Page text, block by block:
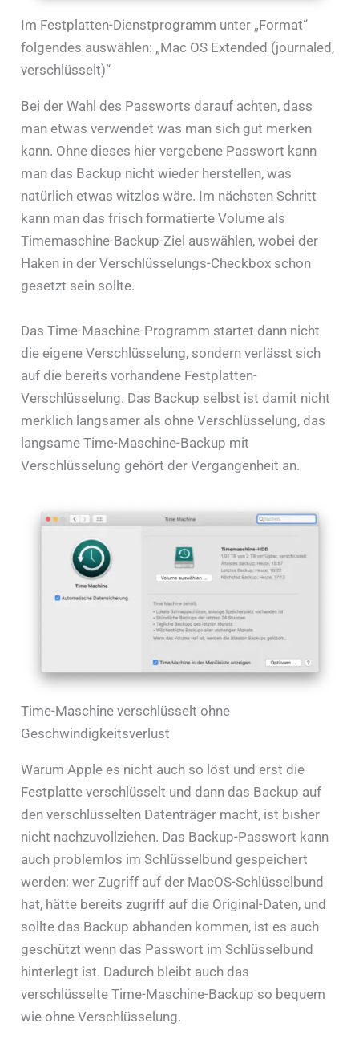
Im Festplatten-Dienstprogramm unter „Format“
folgendes auswählen: „Mac OS Extended (journaled,
verschlüsselt)“
Bei der Wahl des Passworts darauf achten, dass
man etwas verwendet was man sich gut merken
kann. Ohne dieses hier vergebene Passwort kann
man das Backup nicht wieder herstellen, was
natürlich etwas witzlos wäre. Im nächsten Schritt
kann man das frisch formatierte Volume als
Timemaschine-Backup-Ziel auswählen, wobei der
Haken in der Verschlüsselungs-Checkbox schon
gesetzt sein sollte.
Das Time-Maschine-Programm startet dann nicht
die eigene Verschlüsselung, sondern verlässt sich
auf die bereits vorhandene Festplatten-
Verschlüsselung. Das Backup selbst ist damit nicht
merklich langsamer als ohne Verschlüsselung, das
langsame Time-Maschine-Backup mit
Verschlüsselung gehört der Vergangenheit an.
Time-Maschine verschlüsselt ohne
Geschwindigkeitsverlust
Warum Apple es nicht auch so löst und erst die
Festplatte verschlüsselt und dann das Backup auf
den verschlüsselten Datenträger macht, ist bisher
nicht nachzuvollziehen. Das Backup-Passwort kann
auch problemlos im Schlüsselbund gespeichert
werden: wer Zugriff auf der MacOS-Schlüsselbund
hat, hätte bereits zugriff auf die Original-Daten, und
sollte das Backup abhanden kommen, ist es auch
geschützt wenn das Passwort im Schlüsselbund
hinterlegt ist. Dadurch bleibt auch das
verschlüsselte Time-Maschine-Backup so bequem
wie ohne Verschlüsselung.